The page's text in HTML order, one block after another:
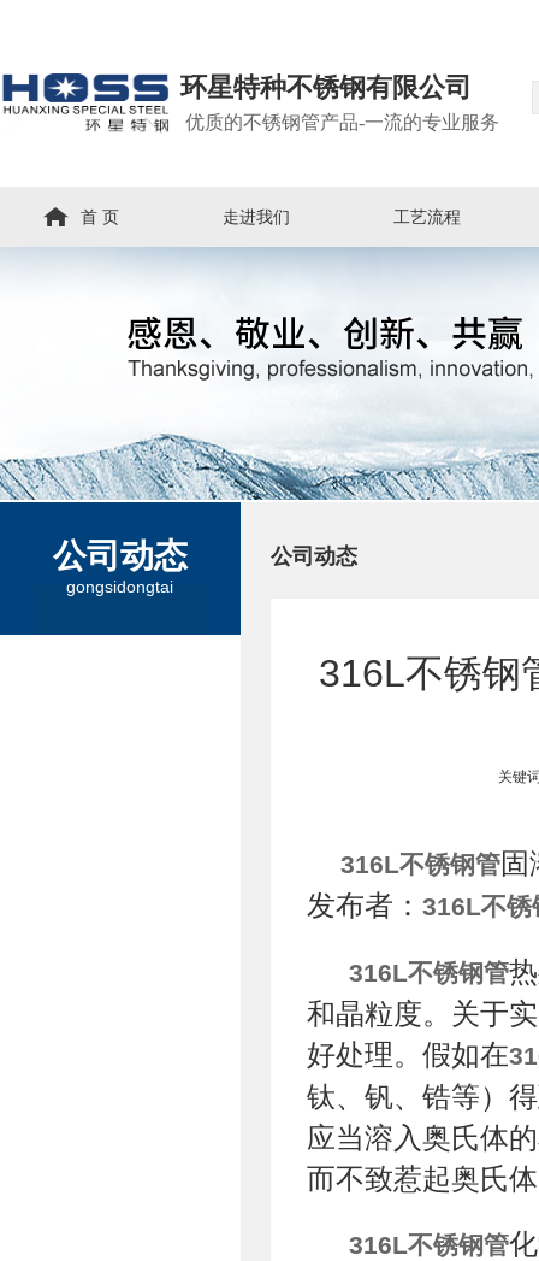
环星特种不锈钢有限公司
优质的不锈钢管产品-一流的专业服务
首 页 走进我们 工艺流程
公司动态
gongsidongtai
公司动态
316L不锈钢
关键
316L不锈钢管固
发布者： 316L不锈
316L不锈钢管
和晶粒度。关于
好处理。假如在
钛、钒、锆等）
应当溶入奥氏体
而不致惹起奥氏
316L不锈钢管